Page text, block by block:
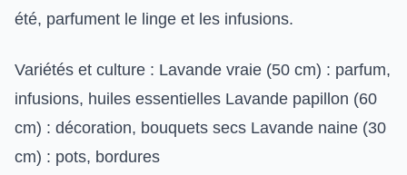
été, parfument le linge et les infusions.
Variétés et culture : Lavande vraie (50 cm) : parfum,
infusions, huiles essentielles Lavande papillon (60
cm) : décoration, bouquets secs Lavande naine (30
cm) : pots, bordures